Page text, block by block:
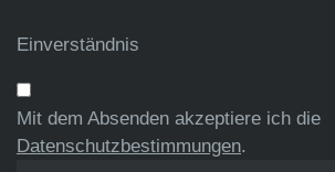
Einverständnis
Mit dem Absenden akzeptiere ich die
Datenschutzbestimmungen.